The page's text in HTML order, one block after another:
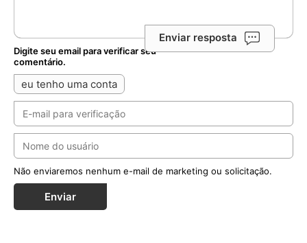
Enviar resposta
Digite seu email para verificar seu
comentário.
eu tenho uma conta
Não enviaremos nenhum e-mail de marketing ou solicitação.
Enviar